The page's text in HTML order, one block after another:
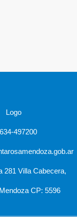
497200
281 Villa Cabecera,
CP: 5596